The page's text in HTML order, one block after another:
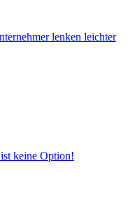
lenken leichter
keine Option!